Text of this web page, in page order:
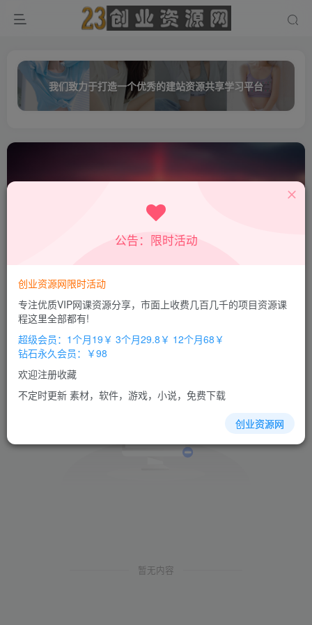
我们致力于打造一个优秀的建站资源共享学习平台
排序 更新 浏览 点赞 评论
暂无内容
公告：限时活动
创业资源网限时活动
专注优质VIP网课资源分享，市面上收费几百几千的项目资源课
程这里全部都有!
超级会员：1个月19￥ 3个月29.8￥ 12个月68￥
钻石永久会员：￥98
欢迎注册收藏
不定时更新 素材，软件，游戏，小说，免费下载
创业资源网